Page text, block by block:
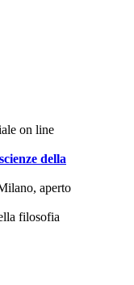
on line
della
aperto
filosofia